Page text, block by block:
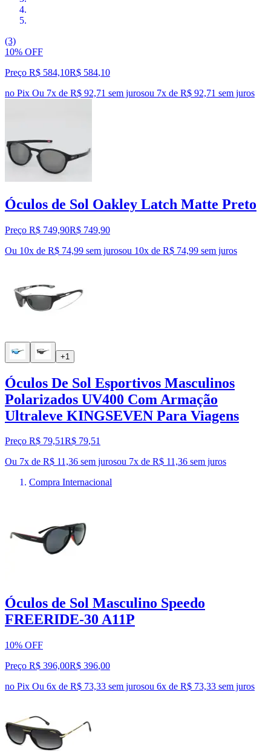
(3)
10% OFF
Preço R$ 584,10R$ 584,10
no Pix Ou 7x de R$ 92,71 sem jurosou 7x de R$ 92,71 sem juros
Óculos de Sol Oakley Latch Matte Preto
Preço R$ 749,90R$ 749,90
Ou 10x de R$ 74,99 sem jurosou 10x de R$ 74,99 sem juros
+1
Óculos De Sol Esportivos Masculinos
Polarizados UV400 Com Armação
Ultraleve KINGSEVEN Para Viagens
Preço R$ 79,51R$ 79,51
Ou 7x de R$ 11,36 sem jurosou 7x de R$ 11,36 sem juros
Compra Internacional
Óculos de Sol Masculino Speedo
FREERIDE-30 A11P
10% OFF
Preço R$ 396,00R$ 396,00
no Pix Ou 6x de R$ 73,33 sem jurosou 6x de R$ 73,33 sem juros